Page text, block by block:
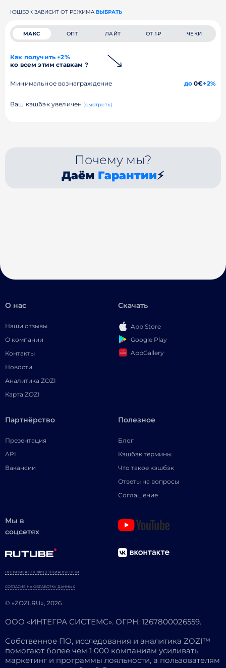
КЭШБЭК ЗАВИСИТ ОТ РЕЖИМА ВЫБРАТЬ
МАКС ОПТ ЛАЙТ ОТ 1₽ ЧЕКИ
Как получить +2%
ко всем этим ставкам ?
Минимальное вознаграждение до0€+2%
Ваш кэшбэк увеличен (смотреть)
Почему мы?
Даём Гарантии⚡
О нас
Наши отзывы
О компании
Контакты
Новости
Аналитика ZOZI
Карта ZOZI
Скачать
App Store
Google Play
AppGallery
Партнёрство
Презентация
API
Вакансии
Полезное
Блог
Кэшбэк термины
Что такое кэшбэк
Ответы на вопросы
Соглашение
Мы в
соцсетях
© «ZOZI.RU», 2026
ПОЛИТИКА КОНФИДЕНЦИАЛЬНОСТИ
СОГЛАСИЕ НА ОБРАБОТКУ ДАННЫХ
ООО «ИНТЕГРА СИСТЕМС». ОГРН: 1267800026559.
Собственное ПО, исследования и аналитика ZOZI™
помогают более чем 1 000 компаниям усиливать
маркетинг и программы лояльности, а пользователям